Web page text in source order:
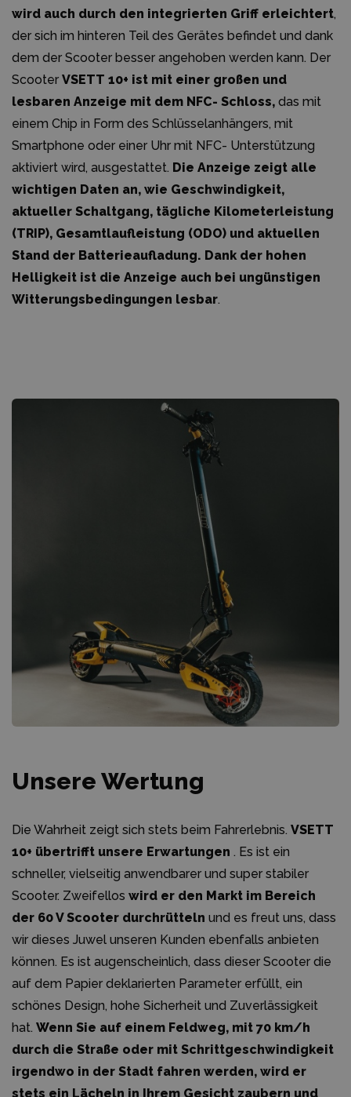
wird auch durch den integrierten Griff erleichtert,
der sich im hinteren Teil des Gerätes befindet und dank
dem der Scooter besser angehoben werden kann. Der
Scooter VSETT 10+ ist mit einer großen und
lesbaren Anzeige mit dem NFC- Schloss, das mit
einem Chip in Form des Schlüsselanhängers, mit
Smartphone oder einer Uhr mit NFC- Unterstützung
aktiviert wird, ausgestattet. Die Anzeige zeigt alle
wichtigen Daten an, wie Geschwindigkeit,
aktueller Schaltgang, tägliche Kilometerleistung
(TRIP), Gesamtlaufleistung (ODO) und aktuellen
Stand der Batterieaufladung. Dank der hohen
Helligkeit ist die Anzeige auch bei ungünstigen
Witterungsbedingungen lesbar.
Unsere Wertung
Die Wahrheit zeigt sich stets beim Fahrerlebnis. VSETT
10+ übertrifft unsere Erwartungen . Es ist ein
schneller, vielseitig anwendbarer und super stabiler
Scooter. Zweifellos wird er den Markt im Bereich
der 60 V Scooter durchrütteln und es freut uns, dass
wir dieses Juwel unseren Kunden ebenfalls anbieten
können. Es ist augenscheinlich, dass dieser Scooter die
auf dem Papier deklarierten Parameter erfüllt, ein
schönes Design, hohe Sicherheit und Zuverlässigkeit
hat. Wenn Sie auf einem Feldweg, mit 70 km/h
durch die Straße oder mit Schrittgeschwindigkeit
irgendwo in der Stadt fahren werden, wird er
stets ein Lächeln in Ihrem Gesicht zaubern und